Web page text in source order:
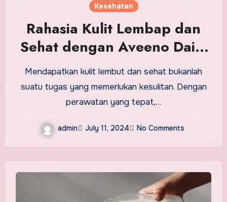
Kesehatan
Rahasia Kulit Lembap dan
Sehat dengan Aveeno Daily
Moisturizing Lotion
Mendapatkan kulit lembut dan sehat bukanlah
suatu tugas yang memerlukan kesulitan. Dengan
perawatan yang tepat,…
admin July 11, 2024 No Comments